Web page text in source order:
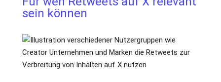
sein können